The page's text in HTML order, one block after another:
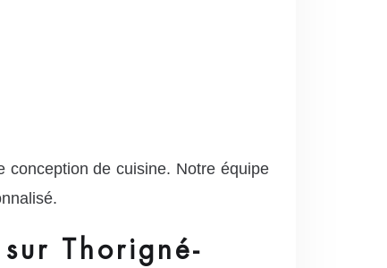
conception de cuisine. Notre équipe
Thorigné-